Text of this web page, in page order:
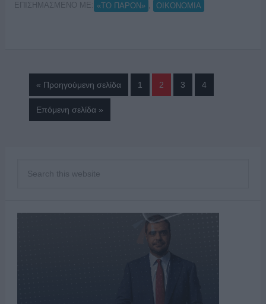
ΕΠΙΣΗΜΑΣΜΕΝΟ ΜΕ: «ΤΟ ΠΑΡΟΝ» ΟΙΚΟΝΟΜΙΑ
« Προηγούμενη σελίδα 1 2 3 4
Επόμενη σελίδα »